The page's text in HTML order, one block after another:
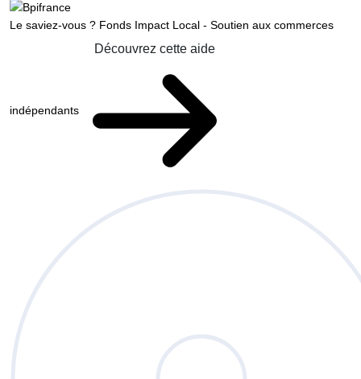
Le saviez-vous ? Fonds Impact Local - Soutien aux commerces
indépendants
Découvrez cette aide